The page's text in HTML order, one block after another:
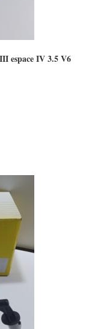
espace IV 3.5 V6